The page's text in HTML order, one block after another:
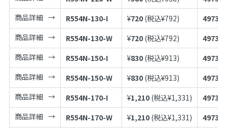
商品詳細
R554N-130-I ¥720 (税込¥792)
商品詳細
R554N-130-W ¥720 (税込¥792)
商品詳細
R554N-150-I ¥830 (税込¥913)
商品詳細
R554N-150-W ¥830 (税込¥913)
商品詳細
R554N-170-I ¥1,210 (税込¥1,331)
商品詳細
R554N-170-W ¥1,210 (税込¥1,331)